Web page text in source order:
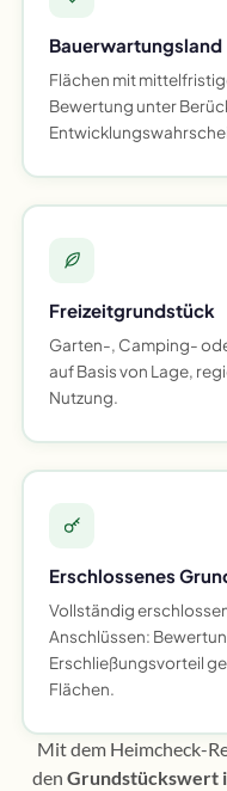
Bauerwartungsland
Flächen mit
Bewertung unter
Freizeitgrundstück
Garten-, Camping-
auf Basis von Lage,
Nutzung.
Erschlossenes
Vollständig
Anschlüssen:
Erschließungsvorteil
Flächen.
Mit dem Heimcheck-
den Grundstückswert